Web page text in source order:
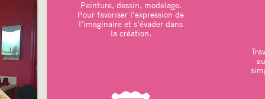
–Art thérapie: Modelage
–Sports
–dessin/peinture
Peinture, dessin, modelage.
Pour favoriser l’expression de
l’imaginaire et s’évader dans
la création.